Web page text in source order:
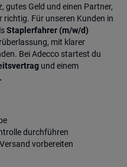
gutes Geld und einen Partner,
richtig. Für unseren Kunden in
Staplerfahrer (m/w/d)
mit klarer
Bei Adecco startest du
und einem
durchführen
vorbereiten